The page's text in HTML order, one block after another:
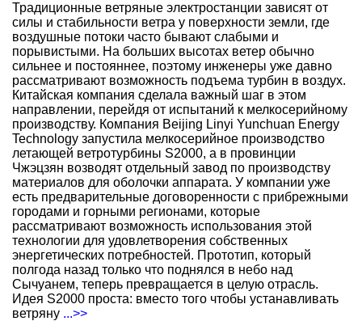
Традиционные ветряные электростанции зависят от
силы и стабильности ветра у поверхности земли, где
воздушные потоки часто бывают слабыми и
порывистыми. На больших высотах ветер обычно
сильнее и постояннее, поэтому инженеры уже давно
рассматривают возможность подъема турбин в воздух.
Китайская компания сделала важный шаг в этом
направлении, перейдя от испытаний к мелкосерийному
производству. Компания Beijing Linyi Yunchuan Energy
Technology запустила мелкосерийное производство
летающей ветротурбины S2000, а в провинции
Чжэцзян возводят отдельный завод по производству
материалов для оболочки аппарата. У компании уже
есть предварительные договоренности с прибрежными
городами и горными регионами, которые
рассматривают возможность использования этой
технологии для удовлетворения собственных
энергетических потребностей. Прототип, который
полгода назад только что поднялся в небо над
Сычуанем, теперь превращается в целую отрасль.
Идея S2000 проста: вместо того чтобы устанавливать
ветряну ...>>